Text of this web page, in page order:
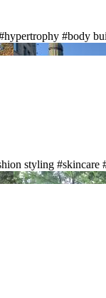
#body
styling #skincare